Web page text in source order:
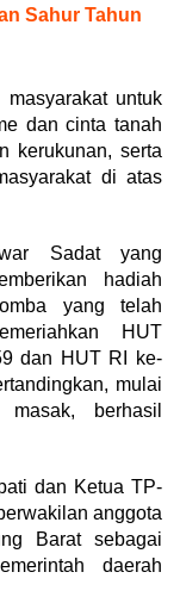
Sahur Tahun
untuk
dan cinta tanah
kerukunan, serta
di atas
Sadat yang
hadiah
yang telah
HUT
dan HUT RI ke-
mulai
berhasil
dan Ketua TP-
anggota
Barat sebagai
daerah